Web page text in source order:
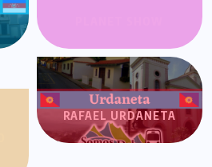
RAFAEL URDANETA